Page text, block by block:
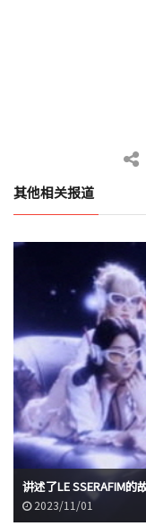
其他相关报道
讲述了LE SSERAFIM
2023/11/01